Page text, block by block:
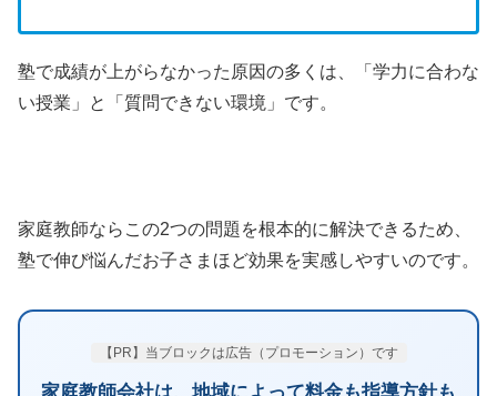
塾で成績が上がらなかった原因の多くは、「学力に合わな
い授業」と「質問できない環境」です。
家庭教師ならこの2つの問題を根本的に解決できるため、
塾で伸び悩んだお子さまほど効果を実感しやすいのです。
【PR】当ブロックは広告（プロモーション）です
家庭教師会社は、地域によって料金も指導方針も